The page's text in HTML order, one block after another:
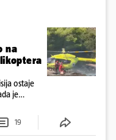
na
ostaje
je
19